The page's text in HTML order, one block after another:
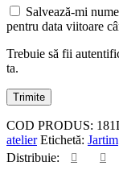
Salvează-mi
pentru data viitoare
Trebuie să fii
ta.
COD PRODUS:
atelier Etichetă: Jartim
Distribuie: